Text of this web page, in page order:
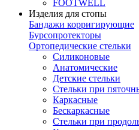
FOOTWELL
Изделия для стопы
Бандажи корригирующие
Бурсопротекторы
Ортопедические стельки
Силиконовые
Анатомические
Детские стельки
Стельки при
Каркасные
Бескаркасные
Стельки при